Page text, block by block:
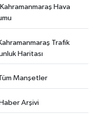
Kahramanmaraş Hava
Trafik
Haritası
Manşetler
Arşivi